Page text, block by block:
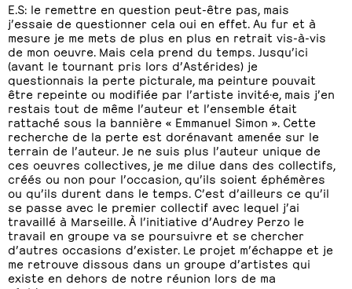
E.S: le remettre en question peut-être pas, mais
j’essaie de questionner cela oui en effet. Au fur et à
mesure je me mets de plus en plus en retrait vis-à-vis
de mon oeuvre. Mais cela prend du temps. Jusqu’ici
(avant le tournant pris lors d’Astérides) je
questionnais la perte picturale, ma peinture pouvait
être repeinte ou modifiée par l’artiste invité·e, mais j’en
restais tout de même l’auteur et l’ensemble était
rattaché sous la bannière « Emmanuel Simon ». Cette
recherche de la perte est dorénavant amenée sur le
terrain de l’auteur. Je ne suis plus l’auteur unique de
ces oeuvres collectives, je me dilue dans des collectifs,
créés ou non pour l’occasion, qu’ils soient éphémères
ou qu’ils durent dans le temps. C’est d’ailleurs ce qu’il
se passe avec le premier collectif avec lequel j’ai
travaillé à Marseille. À l’initiative d’Audrey Perzo le
travail en groupe va se poursuivre et se chercher
d’autres occasions d’exister. Le projet m’échappe et je
me retrouve dissous dans un groupe d’artistes qui
existe en dehors de notre réunion lors de ma